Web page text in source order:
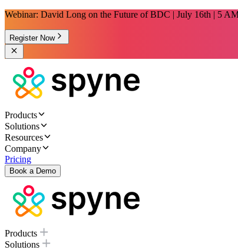
Webinar: David Long on the Future of BDC | July 16th | 5
Register Now
Products
Solutions
Resources
Company
Pricing
Book a Demo
Products
Solutions